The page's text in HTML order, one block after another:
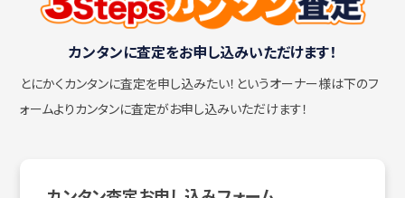
カンタンに査定をお申し込みいただけます！
とにかくカンタンに査定を申し込みたい！ というオーナー様は下のフ
ォームよりカンタンに査定がお申し込みいただけます！